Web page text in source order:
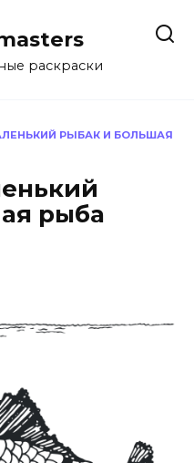
раскраски
РЫБАК И БОЛЬШАЯ
рыба